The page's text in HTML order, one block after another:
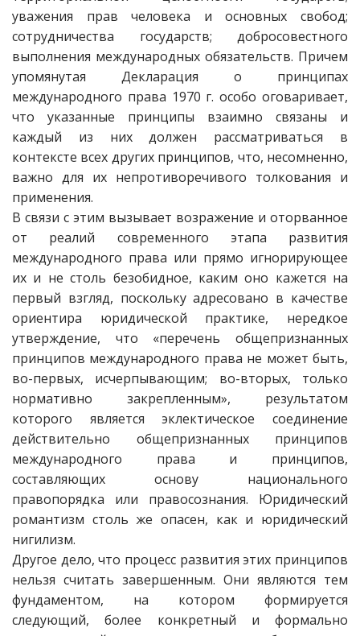
уважения прав человека и основных свобод;
сотрудничества государств; добросовестного
выполнения международных обязательств. Причем
упомянутая Декларация о принципах
международного права 1970 г. особо оговаривает,
что указанные принципы взаимно связаны и
каждый из них должен рассматриваться в
контексте всех других принципов, что, несомненно,
важно для их непротиворечивого толкования и
применения.
В связи с этим вызывает возражение и оторванное
от реалий современного этапа развития
международного права или прямо игнорирующее
их и не столь безобидное, каким оно кажется на
первый взгляд, поскольку адресовано в качестве
ориентира юридической практике, нередкое
утверждение, что «перечень общепризнанных
принципов международного права не может быть,
во-первых, исчерпывающим; во-вторых, только
нормативно закрепленным», результатом
которого является эклектическое соединение
действительно общепризнанных принципов
международного права и принципов,
составляющих основу национального
правопорядка или правосознания. Юридический
романтизм столь же опасен, как и юридический
нигилизм.
Другое дело, что процесс развития этих принципов
нельзя считать завершенным. Они являются тем
фундаментом, на котором формируется
следующий, более конкретный и формально